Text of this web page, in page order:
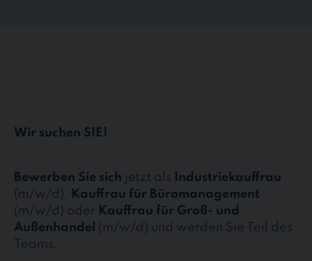
Wir suchen SIE!
Bewerben Sie sich jetzt als
Industriekauffrau
(m/w/d),
Kauffrau für Büromanagement
(m/w/d) oder
Kauffrau für Groß- und
Außenhandel
(m/w/d) und werden Sie Teil des
Teams.